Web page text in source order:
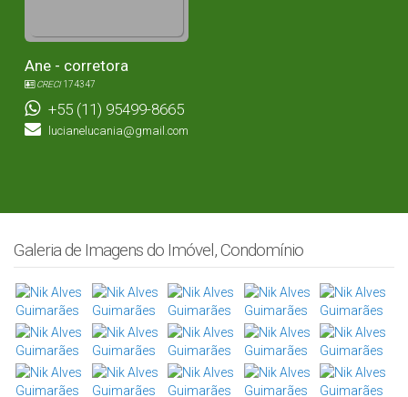
Ane - corretora
CRECI174347
+55 (11) 95499-8665
lucianelucania@gmail.com
Galeria de Imagens do Imóvel, Condomínio